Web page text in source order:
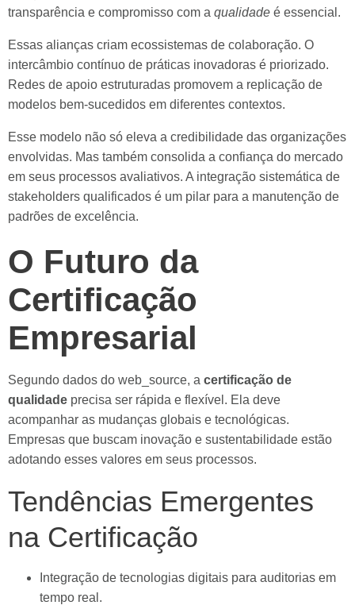
transparência e compromisso com a qualidade é essencial.
Essas alianças criam ecossistemas de colaboração. O
intercâmbio contínuo de práticas inovadoras é priorizado.
Redes de apoio estruturadas promovem a replicação de
modelos bem-sucedidos em diferentes contextos.
Esse modelo não só eleva a credibilidade das organizações
envolvidas. Mas também consolida a confiança do mercado
em seus processos avaliativos. A integração sistemática de
stakeholders qualificados é um pilar para a manutenção de
padrões de excelência.
O Futuro da
Certificação
Empresarial
Segundo dados do web_source, a certificação de
qualidade precisa ser rápida e flexível. Ela deve
acompanhar as mudanças globais e tecnológicas.
Empresas que buscam inovação e sustentabilidade estão
adotando esses valores em seus processos.
Tendências Emergentes
na Certificação
Integração de tecnologias digitais para auditorias em
tempo real.